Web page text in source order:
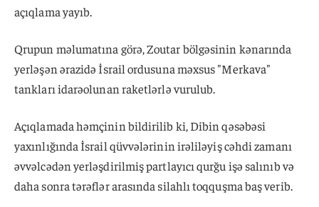
açıqlama yayıb.
Qrupun məlumatına görə, Zoutar bölgəsinin kənarında
yerləşən ərazidə İsrail ordusuna məxsus "Merkava"
tankları idarəolunan raketlərlə vurulub.
Açıqlamada həmçinin bildirilib ki, Dibin qəsəbəsi
yaxınlığında İsrail qüvvələrinin irəliləyiş cəhdi zamanı
əvvəlcədən yerləşdirilmiş partlayıcı qurğu işə salınıb və
daha sonra tərəflər arasında silahlı toqquşma baş verib.